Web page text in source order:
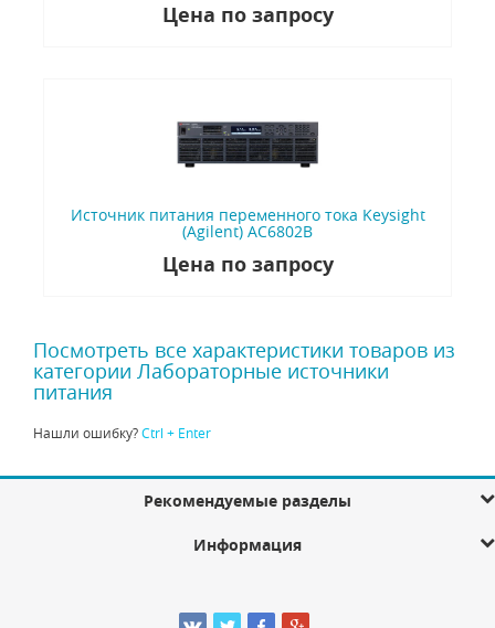
Цена по запросу
Источник питания переменного тока Keysight
(Agilent) AC6802B
Цена по запросу
Посмотреть все характеристики товаров из
категории Лабораторные источники
питания
Нашли ошибку?Ctrl + Enter
Рекомендуемые разделы
Информация